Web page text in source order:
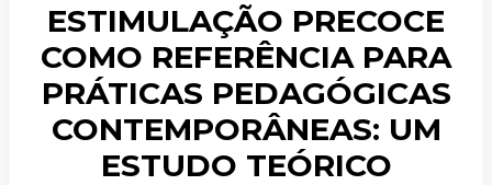
ESTIMULAÇÃO PRECOCE
COMO REFERÊNCIA PARA
PRÁTICAS PEDAGÓGICAS
CONTEMPORÂNEAS: UM
ESTUDO TEÓRICO